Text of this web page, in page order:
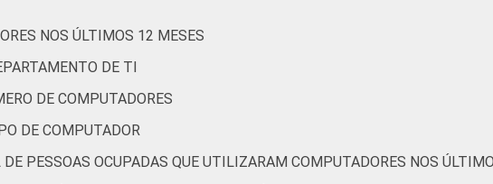
65 67
65 71 42 36 68
NOS ÚLTIMOS 12 MESES
DE TI
DE COMPUTADORES
DE COMPUTADOR
PESSOAS OCUPADAS QUE UTILIZARAM COMPUTADORES NOS